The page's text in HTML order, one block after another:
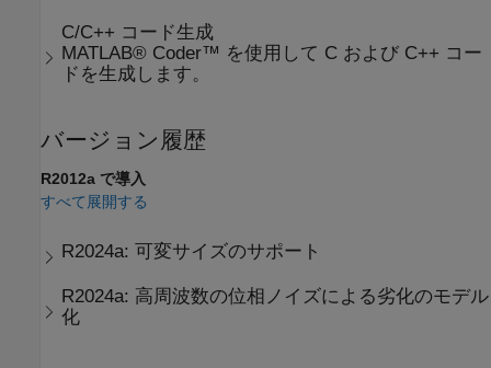
C/C++ コード生成
MATLAB® Coder™ を使用して C および C++ コー
ドを生成します。
バージョン履歴
R2012a で導入
すべて展開する
R2024a: 可変サイズのサポート
R2024a: 高周波数の位相ノイズによる劣化のモデル
化